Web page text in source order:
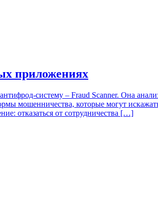
приложениях
систему – Fraud Scanner. Она
мошенничества, которые могут
отказаться от сотрудничества […]